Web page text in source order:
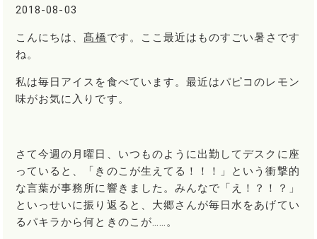
2018-08-03
こんにちは、髙橋です。ここ最近はものすごい暑さです
ね。
私は毎日アイスを食べています。最近はパピコのレモン
味がお気に入りです。
さて今週の月曜日、いつものように出勤してデスクに座
っていると、「きのこが生えてる！！！」という衝撃的
な言葉が事務所に響きました。みんなで「え！？！？」
といっせいに振り返ると、大郷さんが毎日水をあげてい
るパキラから何ときのこが……。